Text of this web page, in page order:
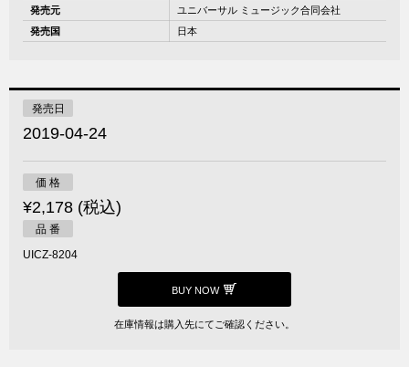
発売元
ユニバーサル ミュージック合同会社
発売国
日本
発売日
2019-04-24
価 格
¥2,178 (税込)
品 番
UICZ-8204
BUY NOW
在庫情報は購入先にてご確認ください。